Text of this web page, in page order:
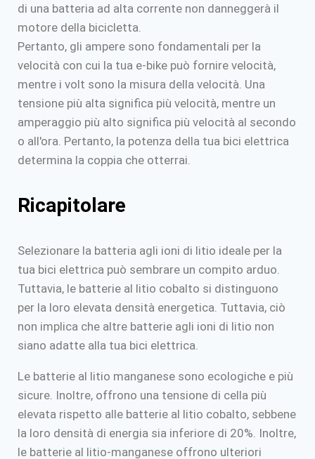
di una batteria ad alta corrente non danneggerà il
motore della bicicletta.
Pertanto, gli ampere sono fondamentali per la
velocità con cui la tua e-bike può fornire velocità,
mentre i volt sono la misura della velocità. Una
tensione più alta significa più velocità, mentre un
amperaggio più alto significa più velocità al secondo
o all'ora. Pertanto, la potenza della tua bici elettrica
determina la coppia che otterrai.
Ricapitolare
Selezionare la batteria agli ioni di litio ideale per la
tua bici elettrica può sembrare un compito arduo.
Tuttavia, le batterie al litio cobalto si distinguono
per la loro elevata densità energetica. Tuttavia, ciò
non implica che altre batterie agli ioni di litio non
siano adatte alla tua bici elettrica.
Le batterie al litio manganese sono ecologiche e più
sicure. Inoltre, offrono una tensione di cella più
elevata rispetto alle batterie al litio cobalto, sebbene
la loro densità di energia sia inferiore di 20%. Inoltre,
le batterie al litio-manganese offrono ulteriori